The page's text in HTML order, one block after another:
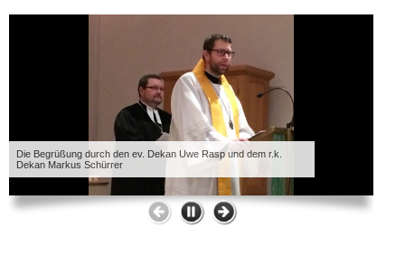
Die Begrüßung durch den ev. Dekan Uwe Rasp und dem r.k.
Dekan Markus Schürrer